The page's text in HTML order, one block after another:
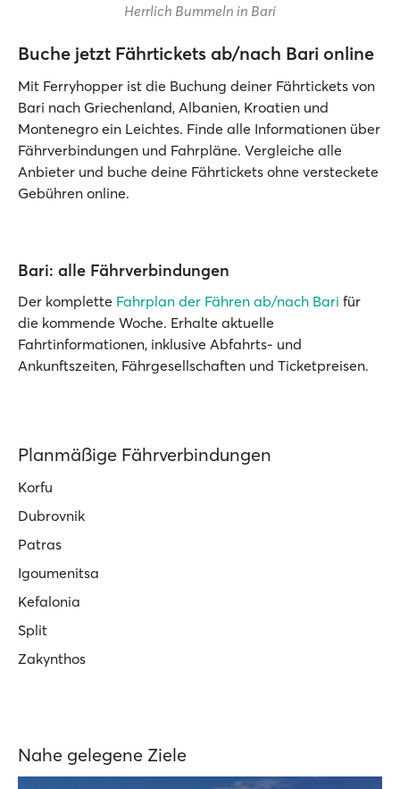
Herrlich Bummeln in Bari
Buche jetzt Fährtickets ab/nach Bari online
Mit Ferryhopper ist die Buchung deiner Fährtickets von
Bari nach Griechenland, Albanien, Kroatien und
Montenegro ein Leichtes. Finde alle Informationen über
Fährverbindungen und Fahrpläne. Vergleiche alle
Anbieter und buche deine Fährtickets ohne versteckete
Gebühren online.
Bari: alle Fährverbindungen
Der komplette Fahrplan der Fähren ab/nach Bari für
die kommende Woche. Erhalte aktuelle
Fahrtinformationen, inklusive Abfahrts- und
Ankunftszeiten, Fährgesellschaften und Ticketpreisen.
Planmäßige Fährverbindungen
Korfu
Dubrovnik
Patras
Igoumenitsa
Kefalonia
Split
Zakynthos
Nahe gelegene Ziele